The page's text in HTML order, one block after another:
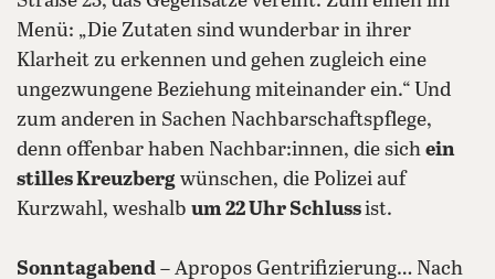
Menü: „Die Zutaten sind wunderbar in ihrer
Klarheit zu erkennen und gehen zugleich eine
ungezwungene Beziehung miteinander ein.“ Und
zum anderen in Sachen Nachbarschaftspflege,
denn offenbar haben Nachbar:innen, die sich ein
stilles Kreuzberg wünschen, die Polizei auf
Kurzwahl, weshalb um 22 Uhr Schlussist.
Sonntagabend – Apropos Gentrifizierung… Nach